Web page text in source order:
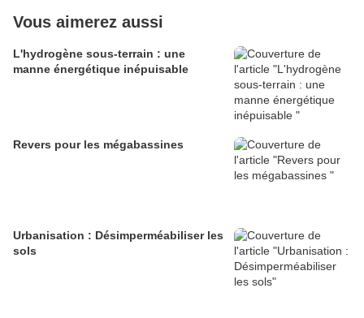
Vous aimerez aussi
L'hydrogène sous-terrain : une
manne énergétique inépuisable
Revers pour les mégabassines
Urbanisation : Désimperméabiliser les
sols